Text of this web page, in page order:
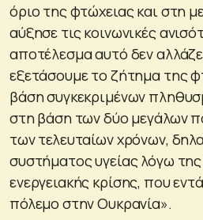
όριο της φτώχειας και στη
αύξησε τις κοινωνικές
αποτέλεσμα αυτό δεν
εξετάσουμε το ζήτημα της
βάση συγκεκριμένων
στη βάση των δύο μεγάλων
των τελευταίων χρόνων,
συστήματος υγείας λόγω
ενεργειακής κρίσης, που
πόλεμο στην Ουκρανία».